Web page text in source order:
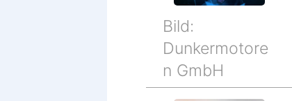
Bild:
Dunkermotore
n GmbH